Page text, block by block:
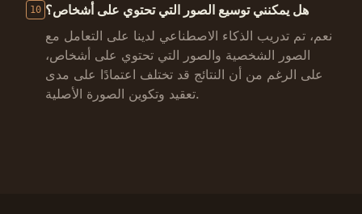
10 هل يمكنني توسيع الصور التي تحتوي على أشخاص؟
نعم، تم تدريب الذكاء الاصطناعي لدينا على التعامل مع
الصور الشخصية والصور التي تحتوي على أشخاص،
على الرغم من أن النتائج قد تختلف اعتمادًا على مدى
تعقيد وتكوين الصورة الأصلية.